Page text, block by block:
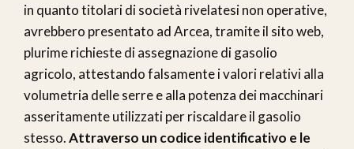
in quanto titolari di società rivelatesi non operative,
avrebbero presentato ad Arcea, tramite il sito web,
plurime richieste di assegnazione di gasolio
agricolo, attestando falsamente i valori relativi alla
volumetria delle serre e alla potenza dei macchinari
asseritamente utilizzati per riscaldare il gasolio
stesso.Attraverso un codice identificativo e le